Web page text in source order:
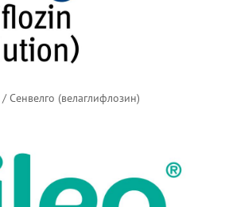
Сенвелго (велаглифлозин)